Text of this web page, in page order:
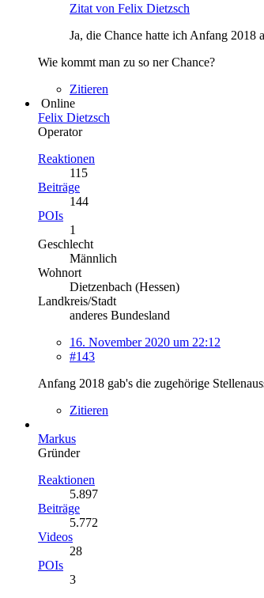
Zitat von Felix Dietzsch
Ja, die Chance hatte ich Anfang
Wie kommt man zu so ner Chance?
Zitieren
Online
Felix Dietzsch
Operator
Reaktionen
115
Beiträge
144
POIs
1
Geschlecht
Männlich
Wohnort
Dietzenbach (Hessen)
Landkreis/Stadt
anderes Bundesland
16. November 2020 um 22:12
#143
Anfang 2018 gab's die zugehörige
Zitieren
Markus
Gründer
Reaktionen
5.897
Beiträge
5.772
Videos
28
POIs
3